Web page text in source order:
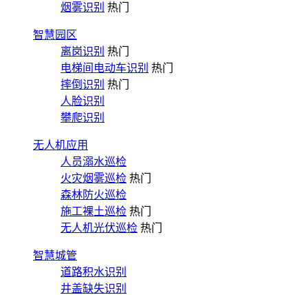
烟雾识别 热门
智慧园区
离岗识别 热门
电梯间电动车识别 热门
摔倒识别 热门
人脸识别
攀爬识别
无人机应用
人员溺水巡检
火灾烟雾巡检 热门
森林防火巡检
施工裸土巡检 热门
无人机光伏巡检 热门
智慧城管
道路积水识别
井盖缺失识别